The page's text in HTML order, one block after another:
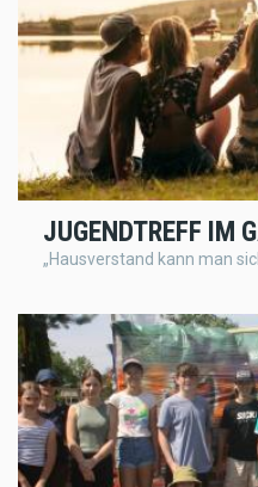
JUGENDTREFF IM
„Hausverstand kann man